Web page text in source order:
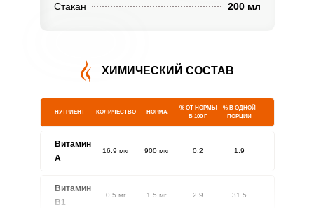
Стакан
200 мл
ХИМИЧЕСКИЙ СОСТАВ
НУТРИЕНТ КОЛИЧЕСТВО НОРМА
% ОТ НОРМЫ
В 100 Г
% В ОДНОЙ
ПОРЦИИ
Витамин
A
16.9 мкг 900 мкг 0.2 1.9
Витамин
В1
0.5 мг 1.5 мг 2.9 31.5